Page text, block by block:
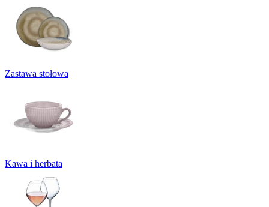
Zastawa stołowa
Kawa i herbata